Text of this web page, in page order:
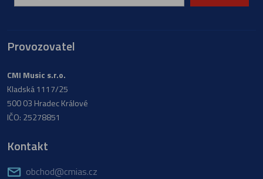
Provozovatel
CMI Music s.r.o.
Kladská 1117/25
500 03 Hradec Králové
IČO: 25278851
Kontakt
obchod@cmias.cz